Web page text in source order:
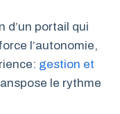
d’un portail qui
l’autonomie,
gestion et
le rythme